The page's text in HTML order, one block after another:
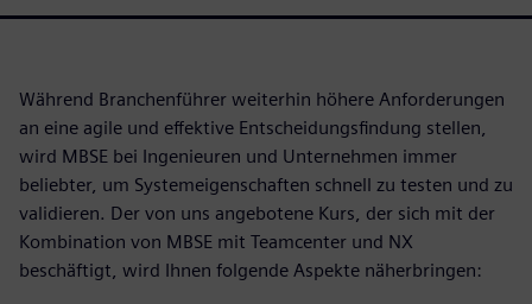
Während Branchenführer weiterhin höhere Anforderungen
an eine agile und effektive Entscheidungsfindung stellen,
wird MBSE bei Ingenieuren und Unternehmen immer
beliebter, um Systemeigenschaften schnell zu testen und zu
validieren. Der von uns angebotene Kurs, der sich mit der
Kombination von MBSE mit Teamcenter und NX
beschäftigt, wird Ihnen folgende Aspekte näherbringen: